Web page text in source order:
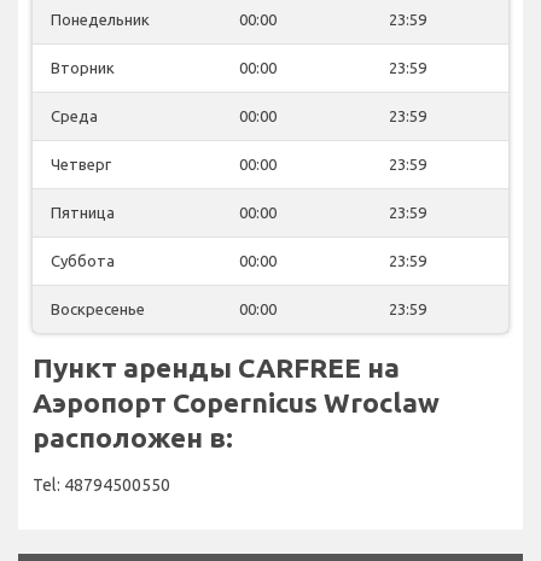
Понедельник 00:00 23:59
Вторник 00:00 23:59
Среда 00:00 23:59
Четверг 00:00 23:59
Пятница 00:00 23:59
Суббота 00:00 23:59
Воскресенье 00:00 23:59
Пункт аренды CARFREE на
Аэропорт Copernicus Wroclaw
расположен в:
Tel: 48794500550